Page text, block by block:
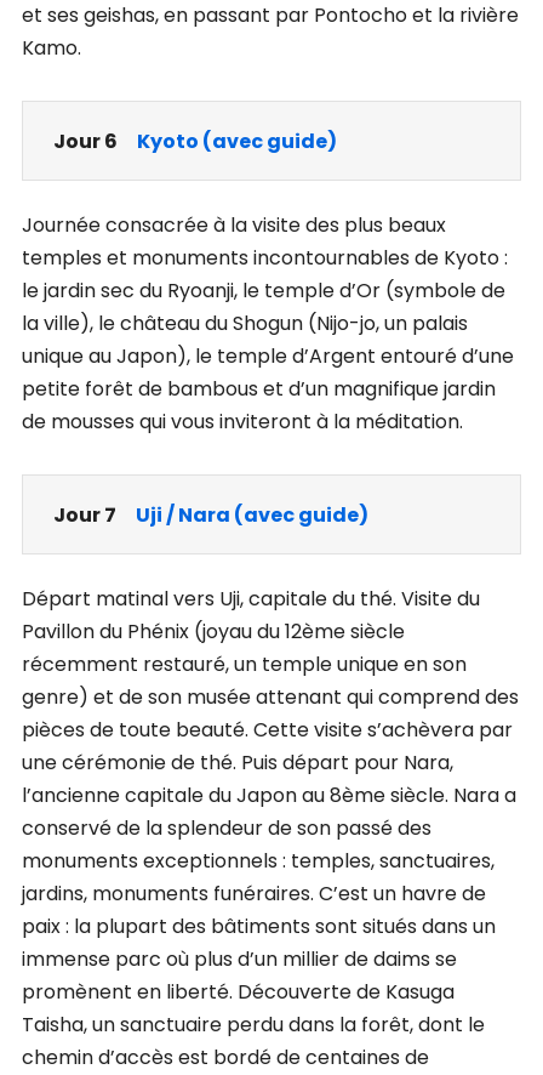
et ses geishas, en passant par Pontocho et la rivière
Kamo.
Jour 6 Kyoto (avec guide)
Journée consacrée à la visite des plus beaux
temples et monuments incontournables de Kyoto :
le jardin sec du Ryoanji, le temple d’Or (symbole de
la ville), le château du Shogun (Nijo-jo, un palais
unique au Japon), le temple d’Argent entouré d’une
petite forêt de bambous et d’un magnifique jardin
de mousses qui vous inviteront à la méditation.
Jour 7 Uji / Nara (avec guide)
Départ matinal vers Uji, capitale du thé. Visite du
Pavillon du Phénix (joyau du 12ème siècle
récemment restauré, un temple unique en son
genre) et de son musée attenant qui comprend des
pièces de toute beauté. Cette visite s’achèvera par
une cérémonie de thé. Puis départ pour Nara,
l’ancienne capitale du Japon au 8ème siècle. Nara a
conservé de la splendeur de son passé des
monuments exceptionnels : temples, sanctuaires,
jardins, monuments funéraires. C’est un havre de
paix : la plupart des bâtiments sont situés dans un
immense parc où plus d’un millier de daims se
promènent en liberté. Découverte de Kasuga
Taisha, un sanctuaire perdu dans la forêt, dont le
chemin d’accès est bordé de centaines de